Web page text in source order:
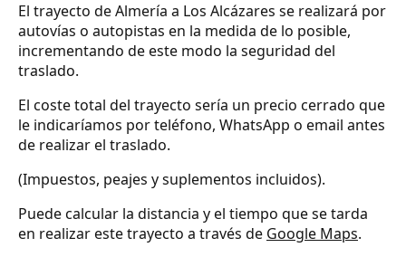
El trayecto de Almería a Los Alcázares se realizará por
autovías o autopistas en la medida de lo posible,
incrementando de este modo la seguridad del
traslado.
El coste total del trayecto sería un precio cerrado que
le indicaríamos por teléfono, WhatsApp o email antes
de realizar el traslado.
(Impuestos, peajes y suplementos incluidos).
Puede calcular la distancia y el tiempo que se tarda
en realizar este trayecto a través de Google Maps.